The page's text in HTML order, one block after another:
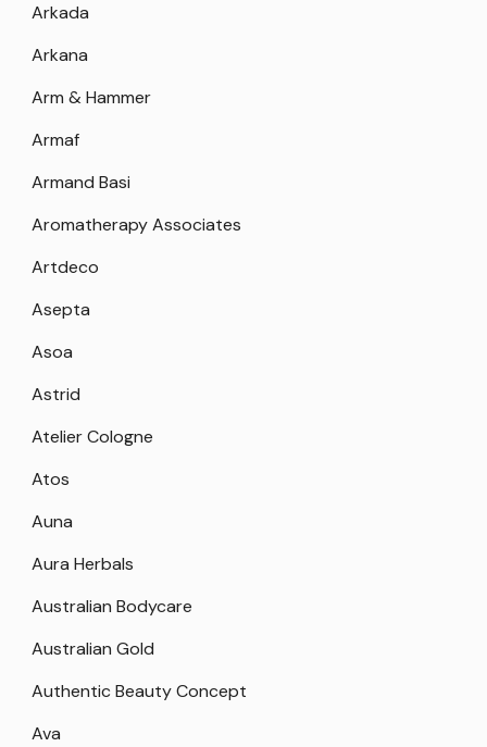
Arkada
Arkana
Arm & Hammer
Armaf
Armand Basi
Aromatherapy Associates
Artdeco
Asepta
Asoa
Astrid
Atelier Cologne
Atos
Auna
Aura Herbals
Australian Bodycare
Australian Gold
Authentic Beauty Concept
Ava